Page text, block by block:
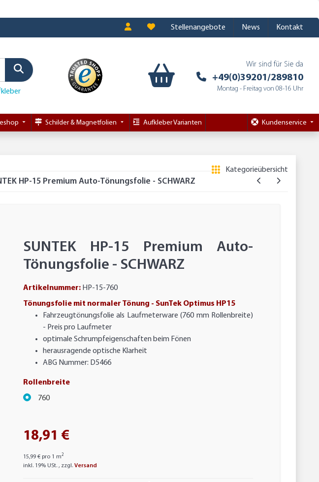
Stellenangebote News Kontakt
Wir sind für Sie da
+49(0)39201/289810
Montag - Freitag von 08-16 Uhr
Schilder & Magnetfolien Aufkleber Varianten Kundenservice
HP-15 Premium Auto-Tönungsfolie - SCHWARZ
Kategorieübersicht
SUNTEK HP-15 Premium Auto-
Tönungsfolie - SCHWARZ
Artikelnummer: HP-15-760
Tönungsfolie mit normaler Tönung - SunTek Optimus HP15
Fahrzeugtönungsfolie als Laufmeterware (760 mm Rollenbreite)
- Preis pro Laufmeter
optimale Schrumpfeigenschaften beim Fönen
herausragende optische Klarheit
ABG Nummer: D5466
Rollenbreite
760
18,91 €
15,99 € pro 1 m2
inkl. 19% USt. , zzgl. Versand